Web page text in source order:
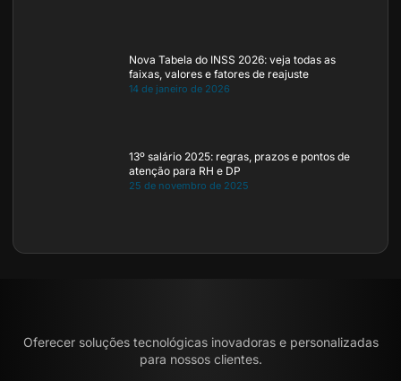
Nova Tabela do INSS 2026: veja todas as
faixas, valores e fatores de reajuste
14 de janeiro de 2026
13º salário 2025: regras, prazos e pontos de
atenção para RH e DP
25 de novembro de 2025
Oferecer soluções tecnológicas inovadoras e personalizadas
para nossos clientes.